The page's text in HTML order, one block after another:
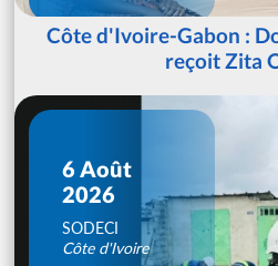
Côte d'Ivoire-Gabon :
reçoit Zita
6 Août
2026
SODECI
Côte d'Ivoire